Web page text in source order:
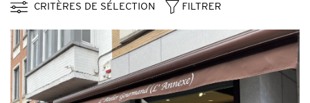
CRITÈRES DE SÉLECTION FILTRER